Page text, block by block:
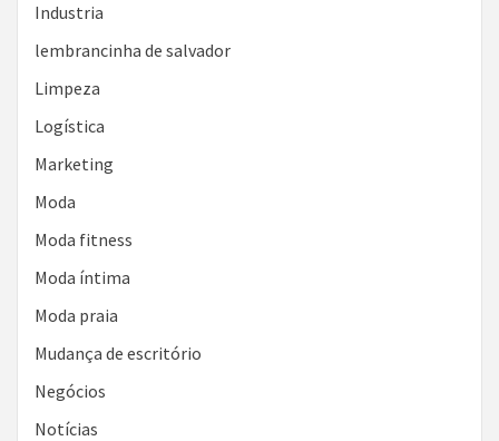
Industria
lembrancinha de salvador
Limpeza
Logística
Marketing
Moda
Moda fitness
Moda íntima
Moda praia
Mudança de escritório
Negócios
Notícias